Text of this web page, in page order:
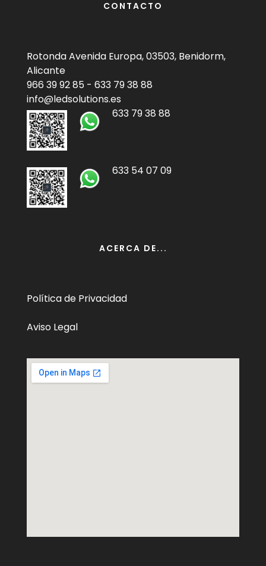
CONTACTO
Rotonda Avenida Europa, 03503, Benidorm,
Alicante
966 39 92 85 - 633 79 38 88
info@ledsolutions.es
633 79 38 88
633 54 07 09
ACERCA DE...
Política de Privacidad
Aviso Legal